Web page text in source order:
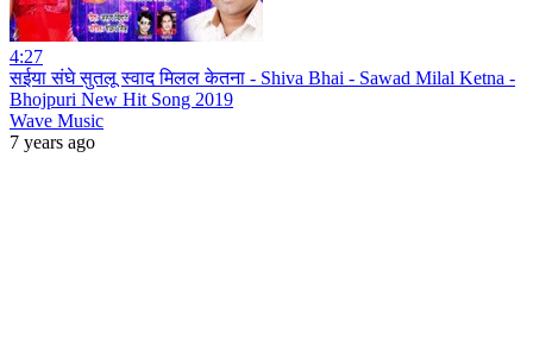
4:27
सईया संघे सुतलू स्वाद मिलल केतना - Shiva Bhai - Sawad Milal Ketna -
Bhojpuri New Hit Song 2019
Wave Music
7 years ago